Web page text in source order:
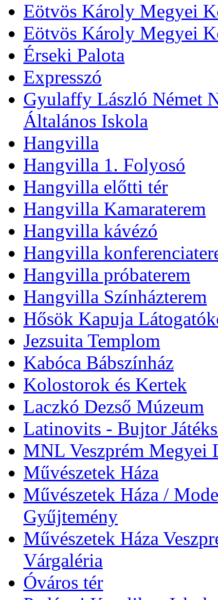
Eötvös Károly Megyei
Eötvös Károly Megyei
Érseki Palota
Expresszó
Gyulaffy László Német
Általános Iskola
Hangvilla
Hangvilla 1. Folyosó
Hangvilla előtti tér
Hangvilla Kamaraterem
Hangvilla kávézó
Hangvilla
Hangvilla próbaterem
Hangvilla Színházterem
Hősök Kapuja
Jezsuita Templom
Kabóca Bábszínház
Kolostorok és Kertek
Laczkó Dezső Múzeum
Latinovits - Bujtor
MNL Veszprém Megyei
Művészetek Háza
Művészetek Háza /
Gyűjtemény
Művészetek Háza
Várgaléria
Óváros tér